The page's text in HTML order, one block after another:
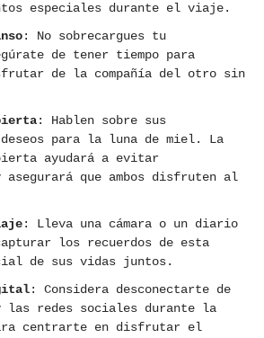
especiales durante el viaje.
: No sobrecargues tu
de tener tiempo para
de la compañía del otro sin
: Hablen sobre sus
para la luna de miel. La
ayudará a evitar
asegurará que ambos disfruten al
: Lleva una cámara o un diario
los recuerdos de esta
de sus vidas juntos.
: Considera desconectarte de
las redes sociales durante la
centrarte en disfrutar el